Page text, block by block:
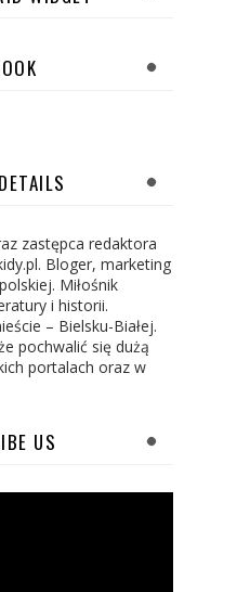
zastępca redaktora
Bloger, marketing
Miłośnik
i historii.
– Bielsku-Białej.
pochwalić się dużą
portalach oraz w
US